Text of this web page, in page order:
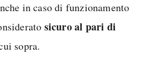
in caso di funzionamento
sicuro al pari di
sopra.